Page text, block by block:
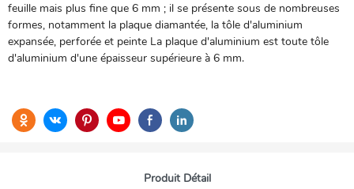
feuille mais plus fine que 6 mm ; il se présente sous de nombreuses
formes, notamment la plaque diamantée, la tôle d'aluminium
expansée, perforée et peinte La plaque d'aluminium est toute tôle
d'aluminium d'une épaisseur supérieure à 6 mm.
Produit Détail